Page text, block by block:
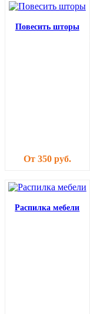
Повесить шторы
От 350 руб.
Распилка мебели